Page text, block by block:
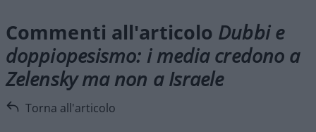
Commenti all'articolo Dubbi e
doppiopesismo: i media credono a
Zelensky ma non a Israele
Torna all'articolo